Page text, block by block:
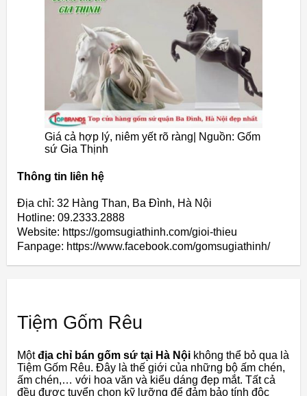
Giá cả hợp lý, niêm yết rõ ràng| Nguồn: Gốm
sứ Gia Thịnh
Thông tin liên hệ
Địa chỉ: 32 Hàng Than, Ba Đình, Hà Nội
Hotline: 09.2333.2888
Website: https://gomsugiathinh.com/gioi-thieu
Fanpage: https://www.facebook.com/gomsugiathinh/
Tiệm Gốm Rêu
Mộtđịa chỉ bán gốm sứ tại Hà Nội không thể bỏ qua là
Tiệm Gốm Rêu. Đây là thế giới của những bộ ấm chén,
ấm chén,… với hoa văn và kiểu dáng đẹp mắt. Tất cả
đều được tuyển chọn kỹ lưỡng để đảm bảo tính độc